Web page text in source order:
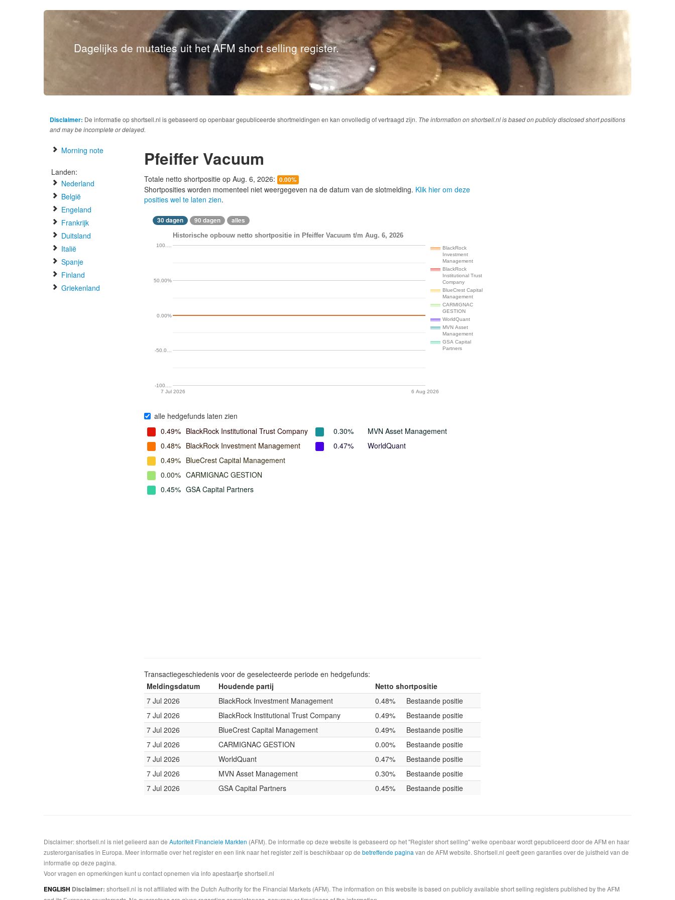
Dagelijks de mutaties uit het AFM short selling register.
Disclaimer: De informatie op shortsell.nl is gebaseerd op openbaar gepubliceerde shortmeldingen en kan onvolledig of vertraagd zijn. The information on shortsell.nl is based on publicly disclosed short positions
and may be incomplete or delayed.
Morning note
Landen:
Nederland
België
Engeland
Frankrijk
Duitsland
Italië
Spanje
Finland
Griekenland
Pfeiffer Vacuum
Totale netto shortpositie op Aug. 6, 2026: 0.00%
Shortposities worden momenteel niet weergegeven na de datum van de slotmelding. Klik hier om deze
posities wel te laten zien.
30 dagen 90 dagen alles
Historische opbouw netto shortpositie in Pfeiffer Vacuum t/m Aug. 6, 2026
BlackRock
Investment
Management
BlackRock
Institutional Trust
Company
BlueCrest Capital
Management
CARMIGNAC
GESTION
WorldQuant
MVN Asset
Management
GSA Capital
Partners
7 Jul 2026 6 Aug 2026
-100.…
-50.0…
0.00%
50.00%
100.…
alle hedgefunds laten zien
0.49% BlackRock Institutional Trust Company
0.48% BlackRock Investment Management
0.49% BlueCrest Capital Management
0.00% CARMIGNAC GESTION
0.45% GSA Capital Partners
0.30%
MVN Asset Management
0.47%
WorldQuant
Transactiegeschiedenis voor de geselecteerde periode en hedgefunds:
Meldingsdatum
Houdende partij
Netto shortpositie
7 Jul 2026
BlackRock Investment Management 0.48%
Bestaande positie
7 Jul 2026
BlackRock Institutional Trust Company 0.49%
Bestaande positie
7 Jul 2026
BlueCrest Capital Management 0.49%
Bestaande positie
7 Jul 2026
CARMIGNAC GESTION 0.00%
Bestaande positie
7 Jul 2026
WorldQuant 0.47%
Bestaande positie
7 Jul 2026
MVN Asset Management 0.30%
Bestaande positie
7 Jul 2026
GSA Capital Partners 0.45% Bestaande positie
Disclaimer: shortsell.nl is niet gelieerd aan de Autoriteit Financiele Markten (AFM). De informatie op deze website is gebaseerd op het "Register short selling" welke openbaar wordt gepubliceerd door de AFM en haar
zusterorganisaties in Europa. Meer informatie over het register en een link naar het register zelf is beschikbaar op de betreffende pagina van de AFM website. Shortsell.nl geeft geen garanties over de juistheid van de
informatie op deze pagina.
Voor vragen en opmerkingen kunt u contact opnemen via info apestaartje shortsell.nl
ENGLISH Disclaimer: shortsell.nl is not affiliated with the Dutch Authority for the Financial Markets (AFM). The information on this website is based on publicly available short selling registers published by the AFM